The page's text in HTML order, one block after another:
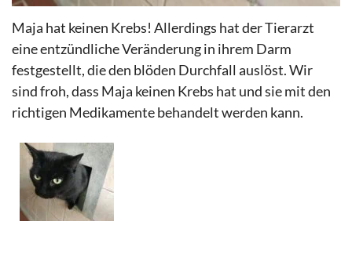
Maja hat keinen Krebs! Allerdings hat der Tierarzt
eine entzündliche Veränderung in ihrem Darm
festgestellt, die den blöden Durchfall auslöst. Wir
sind froh, dass Maja keinen Krebs hat und sie mit den
richtigen Medikamente behandelt werden kann.